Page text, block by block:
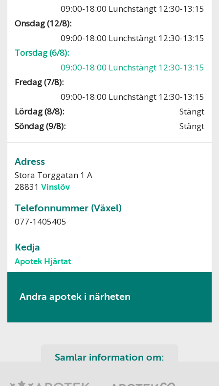
09:00-18:00 Lunchstängt 12:30-13:15
Onsdag (12/8):
09:00-18:00 Lunchstängt 12:30-13:15
Torsdag (6/8):
09:00-18:00 Lunchstängt 12:30-13:15
Fredag (7/8):
09:00-18:00 Lunchstängt 12:30-13:15
Lördag (8/8):
Stängt
Söndag (9/8):
Stängt
Adress
Stora Torggatan 1 A
28831Vinslöv
Telefonnummer (Växel)
077-1405405
Kedja
Apotek Hjärtat
Andra apotek i närheten
Samlar information om: